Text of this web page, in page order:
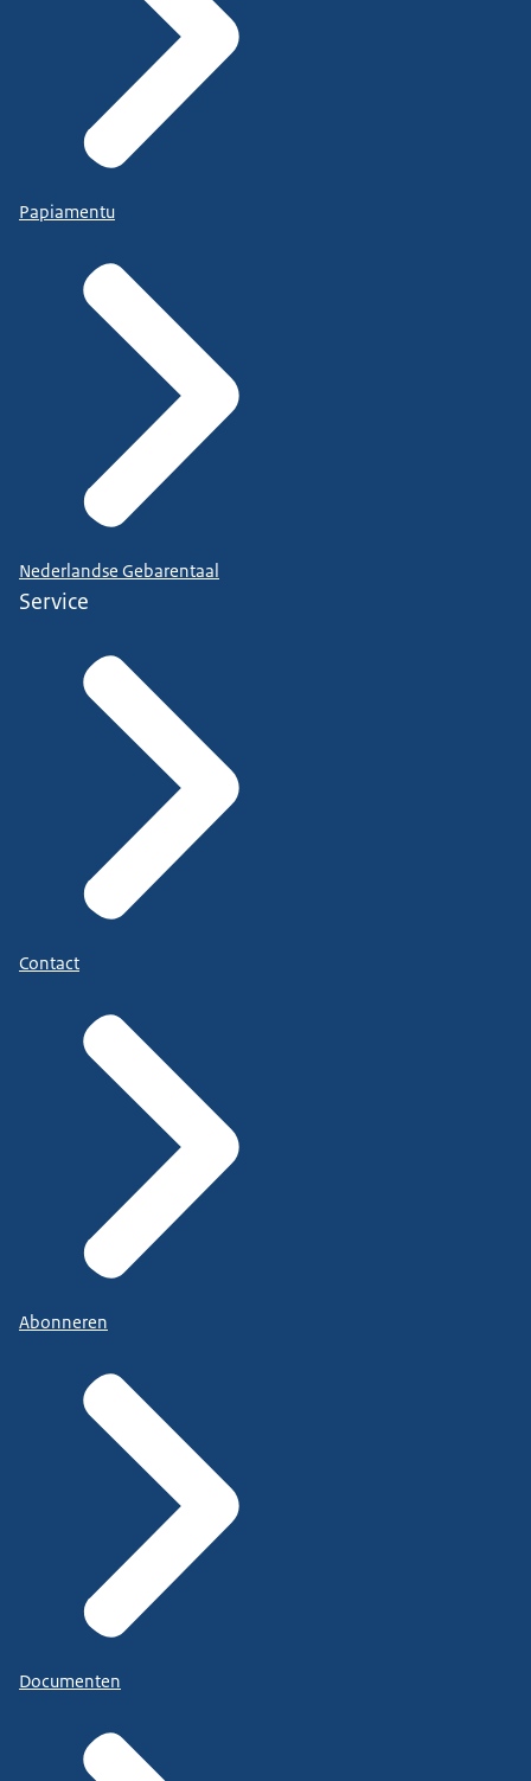
Papiamentu
Nederlandse Gebarentaal
Service
Contact
Abonneren
Documenten